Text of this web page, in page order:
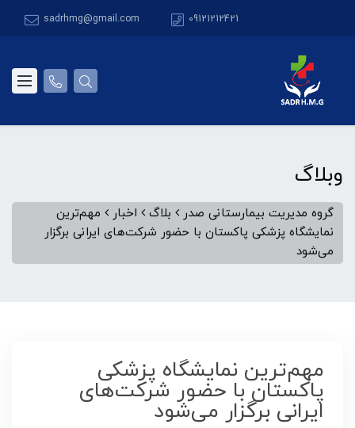
09121212421
sadrhmg@gmail.com
وبلاگ
گروه مدیریت بیمارستانی صدر بلاگ اخبار
مهم‌ترین
نمایشگاه پزشکی پاکستان با حضور شرکت‌های ایرانی برگزار
می‌شود
مهم‌ترین نمایشگاه پزشکی
پاکستان با حضور شرکت‌های
ایرانی برگزار می‌شود